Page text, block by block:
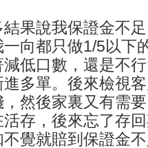
果說我保證金不
向都只做1/5以下
低口數，還是不
多單。後來檢視
然後家裏又有需
存，後來忘了存
覺就賠到保證金